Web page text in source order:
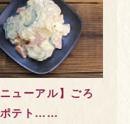
ニューアル】ごろ
テト……